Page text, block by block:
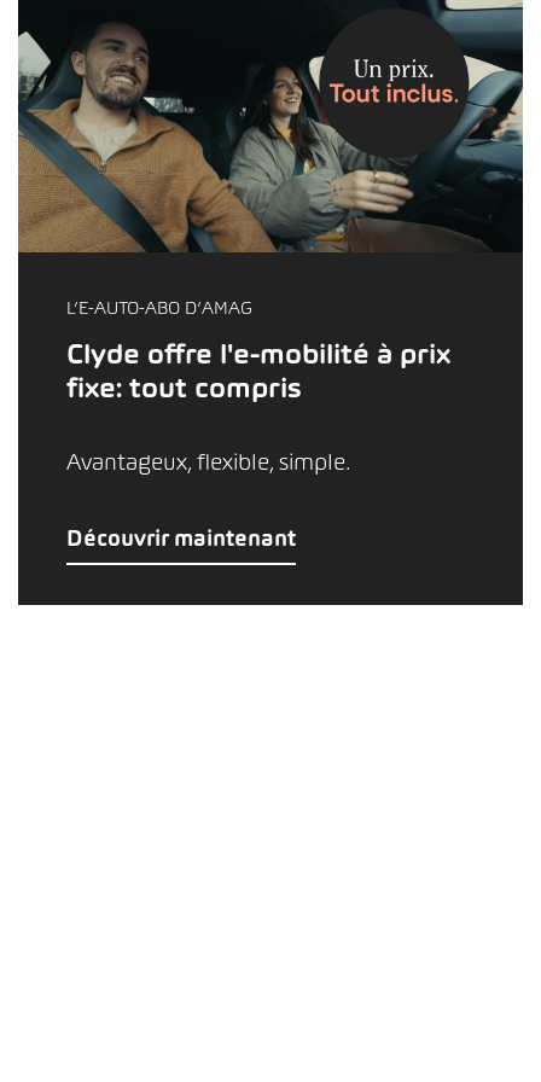
L’E-AUTO-ABO D’AMAG
Clyde offre l'e-mobilité à prix
fixe: tout compris
Avantageux, flexible, simple.
Découvrir maintenant